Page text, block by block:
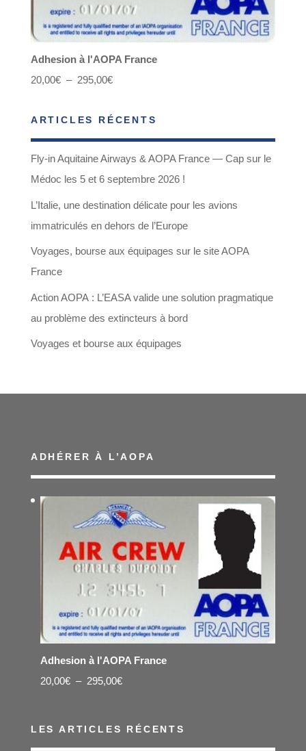
Adhesion à l'AOPA France
20,00€ – 295,00€Plage
prix :
20,00€
à
295,00€
ARTICLES RÉCENTS
Fly-in Aquitaine Airways & AOPA France — Cap sur le
Médoc les 5 et 6 septembre 2026 !
L’Italie, une destination délicate pour les avions
immatriculés en dehors de l’Europe
Voyages, bourse aux équipages sur le site AOPA
France
Action AOPA : L’EASA valide une solution pragmatique
au problème des extincteurs à bord
Voyages et bourse aux équipages
ADHÉRER À L’AOPA
Adhesion à l'AOPA France
20,00€ – 295,00€Plage
prix :
LES ARTICLES RÉCENTS